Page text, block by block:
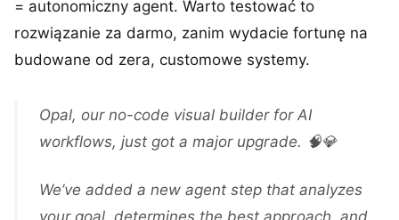
= autonomiczny agent. Warto testować to
rozwiązanie za darmo, zanim wydacie fortunę na
budowane od zera, customowe systemy.
Opal, our no-code visual builder for AI
workflows, just got a major upgrade. 🧠💎
We’ve added a new agent step that analyzes
your goal, determines the best approach, and